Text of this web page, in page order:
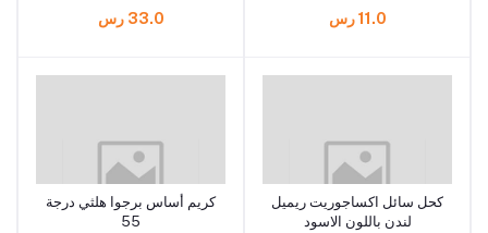
11.0 رس 33.0 رس
كحل سائل اكساجوريت ريميل
لندن باللون الاسود
كريم أساس برجوا هلثي درجة
55